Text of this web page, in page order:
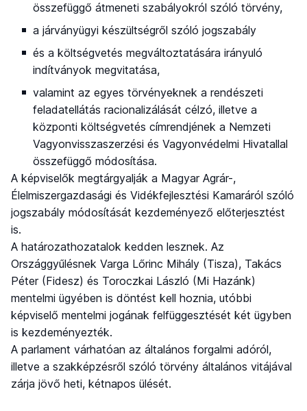
összefüggő átmeneti szabályokról szóló törvény,
a járványügyi készültségről szóló jogszabály
és a költségvetés megváltoztatására irányuló
indítványok megvitatása,
valamint az egyes törvényeknek a rendészeti
feladatellátás racionalizálását célzó, illetve a
központi költségvetés címrendjének a Nemzeti
Vagyonvisszaszerzési és Vagyonvédelmi Hivatallal
összefüggő módosítása.
A képviselők megtárgyalják a Magyar Agrár-,
Élelmiszergazdasági és Vidékfejlesztési Kamaráról szóló
jogszabály módosítását kezdeményező előterjesztést
is.
A határozathozatalok kedden lesznek. Az
Országgyűlésnek Varga Lőrinc Mihály (Tisza), Takács
Péter (Fidesz) és Toroczkai László (Mi Hazánk)
mentelmi ügyében is döntést kell hoznia, utóbbi
képviselő mentelmi jogának felfüggesztését két ügyben
is kezdeményezték.
A parlament várhatóan az általános forgalmi adóról,
illetve a szakképzésről szóló törvény általános vitájával
zárja jövő heti, kétnapos ülését.